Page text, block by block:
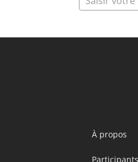
À propos
Participants